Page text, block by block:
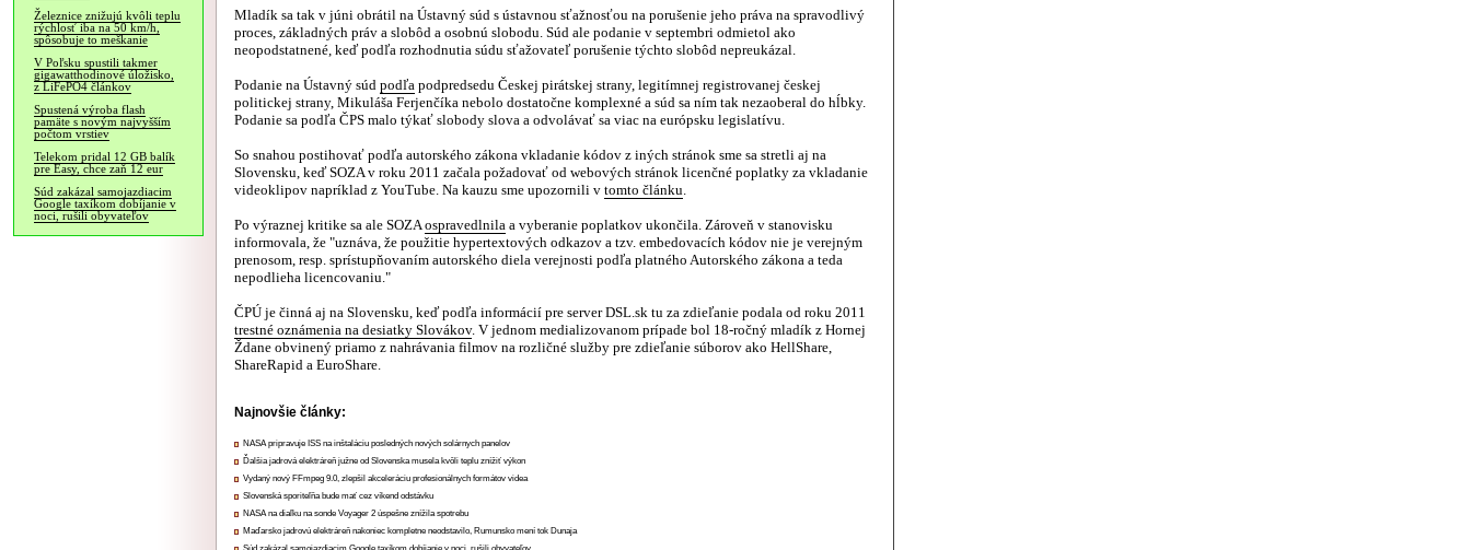
Železnice znižujú kvôli teplu
rýchlosť iba na 50 km/h,
spôsobuje to meškanie
V Poľsku spustili takmer
gigawatthodinové úložisko,
z LiFePO4 článkov
Spustená výroba flash
pamäte s novým najvyšším
počtom vrstiev
Telekom pridal 12 GB balík
pre Easy, chce zaň 12 eur
Súd zakázal samojazdiacim
Google taxíkom dobíjanie v
noci, rušili obyvateľov
Mladík sa tak v júni obrátil na Ústavný súd s ústavnou sťažnosťou na porušenie jeho práva na spravodlivý
proces, základných práv a slobôd a osobnú slobodu. Súd ale podanie v septembri odmietol ako
neopodstatnené, keď podľa rozhodnutia súdu sťažovateľ porušenie týchto slobôd nepreukázal.
Podanie na Ústavný súd podľa podpredsedu Českej pirátskej strany, legitímnej registrovanej českej
politickej strany, Mikuláša Ferjenčíka nebolo dostatočne komplexné a súd sa ním tak nezaoberal do hĺbky.
Podanie sa podľa ČPS malo týkať slobody slova a odvolávať sa viac na európsku legislatívu.
So snahou postihovať podľa autorského zákona vkladanie kódov z iných stránok sme sa stretli aj na
Slovensku, keď SOZA v roku 2011 začala požadovať od webových stránok licenčné poplatky za vkladanie
videoklipov napríklad z YouTube. Na kauzu sme upozornili v tomto článku.
Po výraznej kritike sa ale SOZAospravedlnila a vyberanie poplatkov ukončila. Zároveň v stanovisku
informovala, že "uznáva, že použitie hypertextových odkazov a tzv. embedovacích kódov nie je verejným
prenosom, resp. sprístupňovaním autorského diela verejnosti podľa platného Autorského zákona a teda
nepodlieha licencovaniu."
ČPÚ je činná aj na Slovensku, keď podľa informácií pre server DSL.sk tu za zdieľanie podala od roku 2011
trestné oznámenia na desiatky Slovákov. V jednom medializovanom prípade bol 18-ročný mladík z Hornej
Ždane obvinený priamo z nahrávania filmov na rozličné služby pre zdieľanie súborov ako HellShare,
ShareRapid a EuroShare.
Najnovšie články:
NASA pripravuje ISS na inštaláciu posledných nových solárnych panelov
Ďalšia jadrová elektráreň južne od Slovenska musela kvôli teplu znížiť výkon
Vydaný nový FFmpeg 9.0, zlepšil akceleráciu profesionálnych formátov videa
Slovenská sporiteľňa bude mať cez víkend odstávku
NASA na diaľku na sonde Voyager 2 úspešne znížila spotrebu
Maďarsko jadrovú elektráreň nakoniec kompletne neodstavilo, Rumunsko mení tok Dunaja